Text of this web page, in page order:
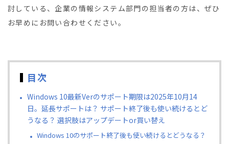
討している、企業の情報システム部門の担当者の方は、ぜひ
お早めにお問い合わせください。
目次
Windows 10最新Verのサポート期限は2025年10月14
日。延長サポートは？ サポート終了後も使い続けるとど
うなる？ 選択肢はアップデートor買い替え
Windows 10のサポート終了後も使い続けるとどうなる？